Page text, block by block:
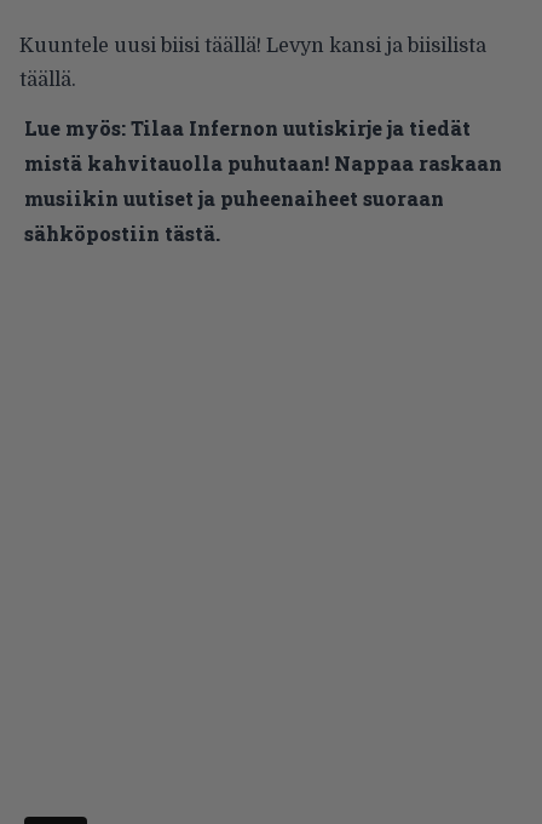
Kuuntele uusi biisi täällä! Levyn kansi ja biisilista
täällä.
Lue myös:Tilaa Infernon uutiskirje ja tiedät
mistä kahvitauolla puhutaan! Nappaa raskaan
musiikin uutiset ja puheenaiheet suoraan
sähköpostiin tästä.